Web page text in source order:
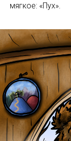
мягкое: «Пух».